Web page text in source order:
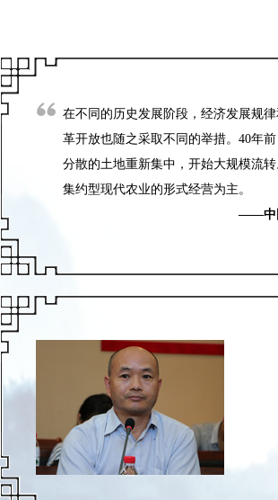
在不同的历史发展阶段，经济发展规
革开放也随之采取不同的举措。40年
分散的土地重新集中，开始大规模流
集约型现代农业的形式经营为主。
——中国人民大学长江